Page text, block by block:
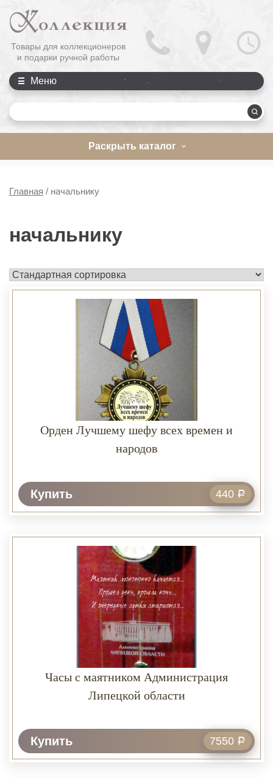
Товары для коллекционеров
и подарки ручной работы
Меню
Раскрыть каталог
Главная / начальнику
начальнику
Орден Лучшему шефу всех времен и
народов
Купить 440 Р
Часы с маятником Администрация
Липецкой области
Купить 7550 Р